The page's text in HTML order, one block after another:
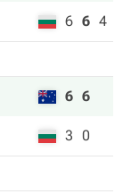
6 6 4
6 6
3 0